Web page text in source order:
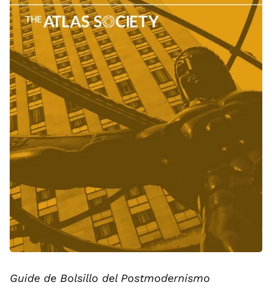
Guide de Bolsillo del Postmodernismo